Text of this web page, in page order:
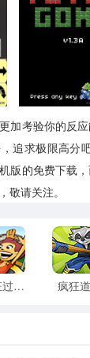
加考验你的反
追求极限高分
版的免费下载
敬请关注。
疯狂过山车之超越极限 疯狂